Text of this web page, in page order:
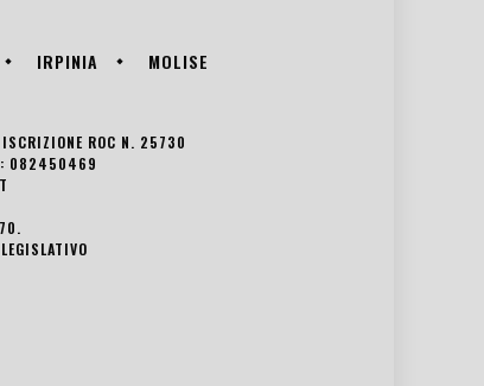
IRPINIA MOLISE
ROC N. 25730
082450469